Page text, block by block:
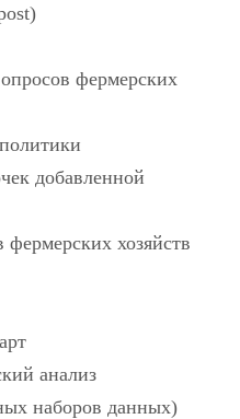
фермерских
добавленной
фермерских хозяйств
анализ
наборов данных)